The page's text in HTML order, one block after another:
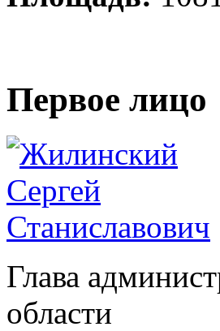
Первое лицо
Глава
области